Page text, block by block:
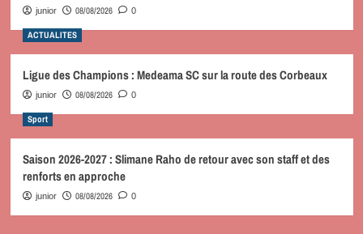
junior 08/08/2026 0
ACTUALITES
Ligue des Champions : Medeama SC sur la route des Corbeaux
junior 08/08/2026 0
Sport
Saison 2026-2027 : Slimane Raho de retour avec son staff et des
renforts en approche
junior 08/08/2026 0